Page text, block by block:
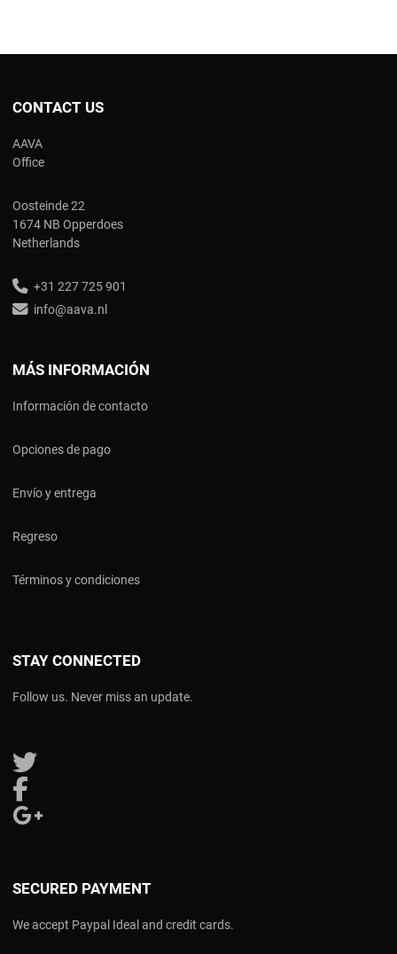
CONTACT US
AAVA
Office
Oosteinde 22
1674 NB Opperdoes
Netherlands
+31 227 725 901
info@aava.nl
MÁS INFORMACIÓN
Información de contacto
Opciones de pago
Envío y entrega
Regreso
Términos y condiciones
STAY CONNECTED
Follow us. Never miss an update.
Follow us on Twitter
SECURED PAYMENT
We accept Paypal Ideal and credit cards.